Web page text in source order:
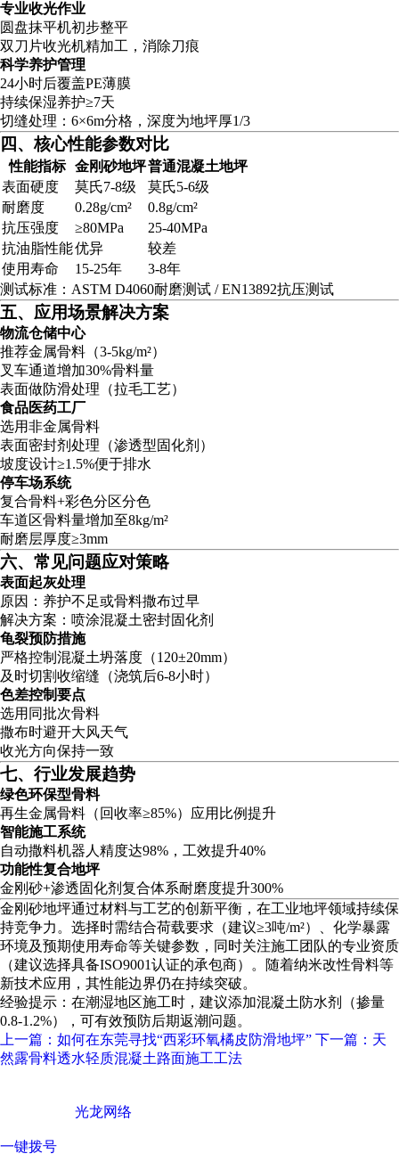
专业收光作业
圆盘抹平机初步整平
双刀片收光机精加工，消除刀痕
科学养护管理
24小时后覆盖PE薄膜
持续保湿养护≥7天
切缝处理：6×6m分格，深度为地坪厚1/3
四、核心性能参数对比
性能指标 金刚砂地坪普通混凝土地坪
表面硬度
莫氏7-8级
莫氏5-6级
耐磨度
0.28g/cm²
0.8g/cm²
抗压强度
≥80MPa
25-40MPa
抗油脂性能优异
较差
使用寿命
15-25年
3-8年
测试标准：ASTM D4060耐磨测试 / EN13892抗压测试
五、应用场景解决方案
物流仓储中心
推荐金属骨料（3-5kg/m²）
叉车通道增加30%骨料量
表面做防滑处理（拉毛工艺）
食品医药工厂
选用非金属骨料
表面密封剂处理（渗透型固化剂）
坡度设计≥1.5%便于排水
停车场系统
复合骨料+彩色分区分色
车道区骨料量增加至8kg/m²
耐磨层厚度≥3mm
六、常见问题应对策略
表面起灰处理
原因：养护不足或骨料撒布过早
解决方案：喷涂混凝土密封固化剂
龟裂预防措施
严格控制混凝土坍落度（120±20mm）
及时切割收缩缝（浇筑后6-8小时）
色差控制要点
选用同批次骨料
撒布时避开大风天气
收光方向保持一致
七、行业发展趋势
绿色环保型骨料
再生金属骨料（回收率≥85%）应用比例提升
智能施工系统
自动撒料机器人精度达98%，工效提升40%
功能性复合地坪
金刚砂+渗透固化剂复合体系耐磨度提升300%
金刚砂地坪通过材料与工艺的创新平衡，在工业地坪领域持续保
持竞争力。选择时需结合荷载要求（建议≥3吨/m²）、化学暴露
环境及预期使用寿命等关键参数，同时关注施工团队的专业资质
（建议选择具备ISO9001认证的承包商）。随着纳米改性骨料等
新技术应用，其性能边界仍在持续突破。
经验提示：在潮湿地区施工时，建议添加混凝土防水剂（掺量
0.8-1.2%），可有效预防后期返潮问题。
上一篇：如何在东莞寻找“西彩环氧橘皮防滑地坪” 下一篇：天
然露骨料透水轻质混凝土路面施工工法
光龙网络
一键拨号